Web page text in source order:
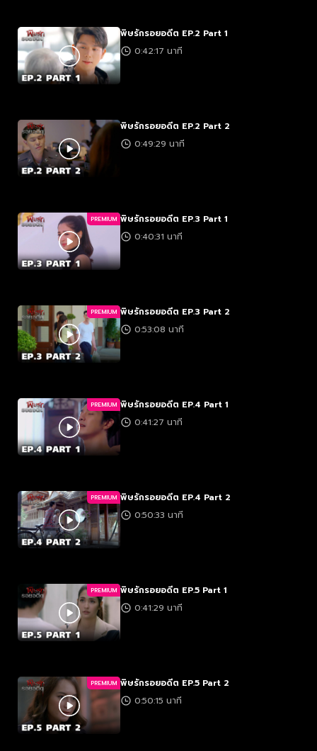
พิษรักรอยอดีต EP.2 Part 1
0:42:17 นาที
พิษรักรอยอดีต EP.2 Part 2
0:49:29 นาที
PREMIUM พิษรักรอยอดีต EP.3 Part 1
0:40:31 นาที
PREMIUM พิษรักรอยอดีต EP.3 Part 2
0:53:08 นาที
PREMIUM พิษรักรอยอดีต EP.4 Part 1
0:41:27 นาที
PREMIUM พิษรักรอยอดีต EP.4 Part 2
0:50:33 นาที
PREMIUM พิษรักรอยอดีต EP.5 Part 1
0:41:29 นาที
PREMIUM พิษรักรอยอดีต EP.5 Part 2
0:50:15 นาที